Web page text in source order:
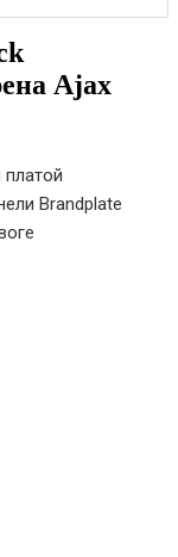
Ajax
Brandplate